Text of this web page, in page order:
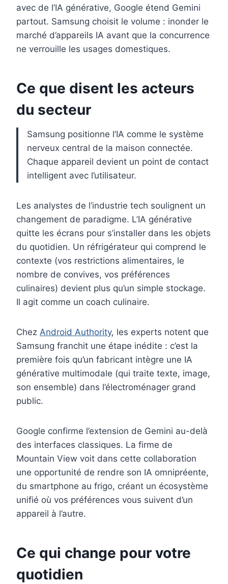
avec de l’IA générative, Google étend Gemini
partout. Samsung choisit le volume : inonder le
marché d’appareils IA avant que la concurrence
ne verrouille les usages domestiques.
Ce que disent les acteurs
du secteur
Samsung positionne l’IA comme le système
nerveux central de la maison connectée.
Chaque appareil devient un point de contact
intelligent avec l’utilisateur.
Les analystes de l’industrie tech soulignent un
changement de paradigme. L’IA générative
quitte les écrans pour s’installer dans les objets
du quotidien. Un réfrigérateur qui comprend le
contexte (vos restrictions alimentaires, le
nombre de convives, vos préférences
culinaires) devient plus qu’un simple stockage.
Il agit comme un coach culinaire.
Chez Android Authority, les experts notent que
Samsung franchit une étape inédite : c’est la
première fois qu’un fabricant intègre une IA
générative multimodale (qui traite texte, image,
son ensemble) dans l’électroménager grand
public.
Google confirme l’extension de Gemini au-delà
des interfaces classiques. La firme de
Mountain View voit dans cette collaboration
une opportunité de rendre son IA omnipréente,
du smartphone au frigo, créant un écosystème
unifié où vos préférences vous suivent d’un
appareil à l’autre.
Ce qui change pour votre
quotidien